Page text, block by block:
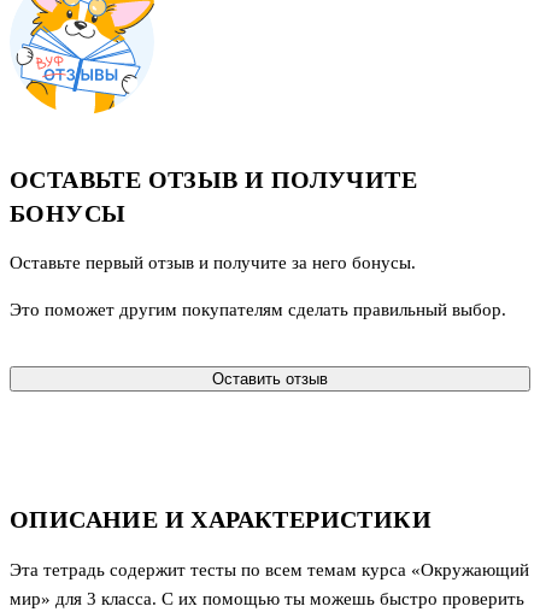
ОПИСАНИЕ И ХАРАКТЕРИСТИКИ
Эта тетрадь содержит тесты по всем темам курса «Окружающий
мир» для 3 класса. С их помощью ты можешь быстро проверить
ОСТАВЬТЕ ОТЗЫВ И ПОЛУЧИТЕ
БОНУСЫ
Оставьте первый отзыв и получите за него бонусы.
Это поможет другим покупателям сделать правильный выбор.
Оставить отзыв